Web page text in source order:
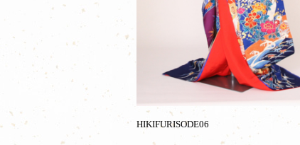
HIKIFURISODE06